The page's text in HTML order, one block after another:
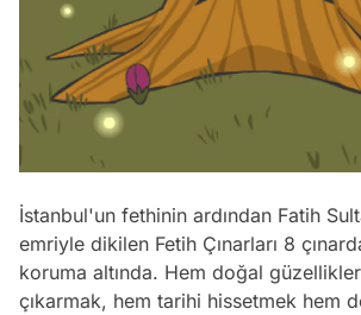
İstanbul'un fethinin ardından Fatih
emriyle dikilen Fetih Çınarları 8
koruma altında. Hem doğal
çıkarmak, hem tarihi hissetmek hem